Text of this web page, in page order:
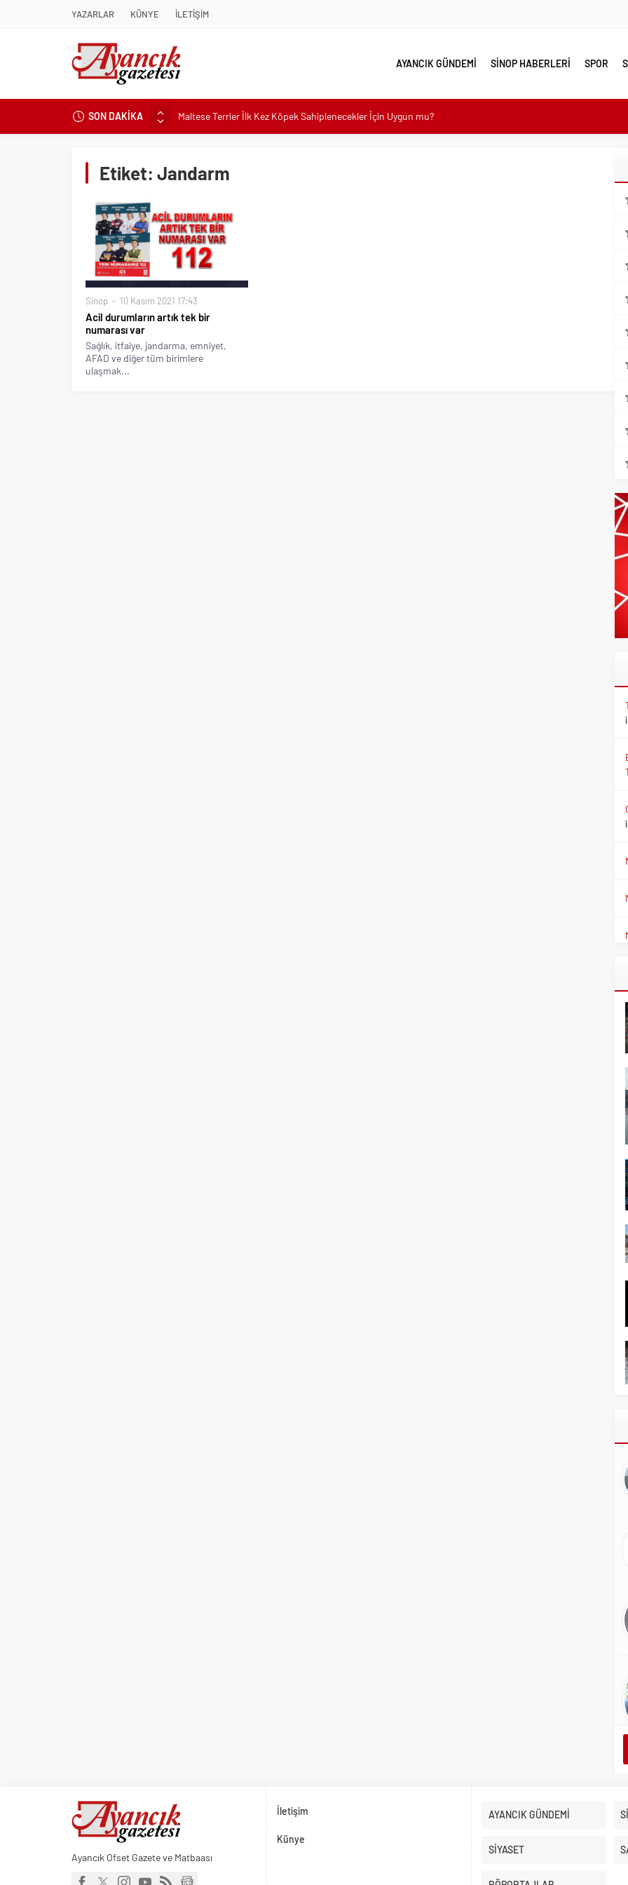
YAZARLAR KÜNYE İLETİŞİM
AYANCIK GÜNDEMİ SİNOP HABERLERİ SPOR
SON DAKİKA
Maltese Terrier İlk Kez Köpek Sahiplenecekler İçin Uygun mu?
Kapadokya Tatilinde Ne Giyilir?
Didim Belediyesi’nden Kent Genelinde Yol Bakım ve Onarım Çalışması
Kaykay Şampiyonasının Kalbi Osmangazi’de Attı
Didim Belediyesi Üretiyor, Didim Güzelleşiyor
Üsküdar’da Açık Hava Sinema Günleri Nostalji Dolu Klasiklerle Devam Ediyor
Pnömatik Valf Sistemlerinde Verimli Kullanım İpuçları
Sinop’ta Denize Girilecek 3 Mükemmel Yer
Etiket: Jandarm
Sinop 10 Kasım 2021 17:43
Acil durumların artık tek bir
numarası var
Sağlık, itfaiye, jandarma, emniyet,
AFAD ve diğer tüm birimlere
ulaşmak...
Ayancık Ofset Gazete ve Matbaası
İletişim
Künye
AYANCIK GÜNDEMİ
SİYASET